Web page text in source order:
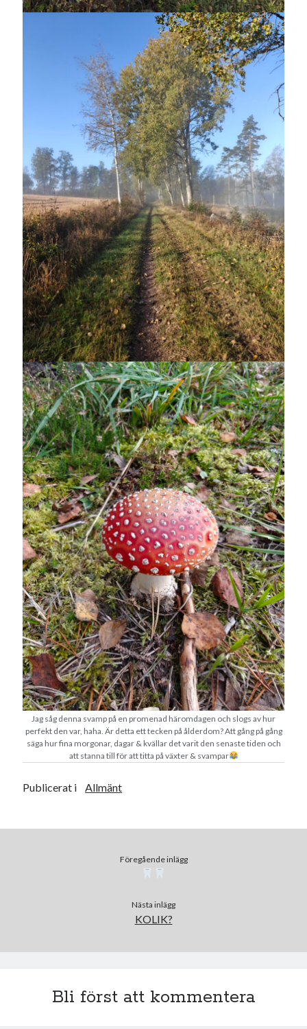
juni 2026
december 2025
november 2025
oktober 2025
september 2025
augusti 2025
juli 2025
juni 2025
maj 2025
april 2025
mars 2025
februari 2025
januari 2025
december 2024
november 2024
oktober 2024
september 2024
augusti 2024
juli 2024
juni 2024
maj 2024
april 2024
mars 2024
februari 2024
januari 2024
december 2023
november 2023
oktober 2023
september 2023
augusti 2023
juli 2023
juni 2023
maj 2023
april 2023
mars 2023
februari 2023
januari 2023
december 2022
november 2022
oktober 2022
september 2022
juli 2022
september 2021
Logga in
Jag såg denna svamp på en promenad häromdagen och slogs av hur
perfekt den var, haha. Är detta ett tecken på ålderdom? Att gång på gång
säga hur fina morgonar, dagar & kvällar det varit den senaste tiden och
att stanna till för att titta på växter & svampar
Publicerat i Allmänt
Föregående inlägg
Nästa inlägg
KOLIK?
Bli först att kommentera